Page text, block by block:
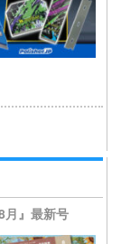
月』最新号